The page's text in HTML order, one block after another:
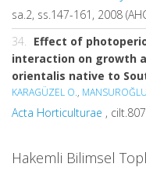
sa.2, ss.147-161, 2008
34. Effect of
interaction on growth
orientalis native to
KARAGÜZEL O.,
Acta Horticulturae ,
Hakemli Bilimsel